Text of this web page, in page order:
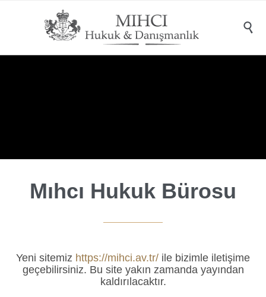

Mıhcı Hukuk Bürosu
Yeni sitemiz https://mihci.av.tr/ ile bizimle iletişime
geçebilirsiniz. Bu site yakın zamanda yayından
kaldırılacaktır.